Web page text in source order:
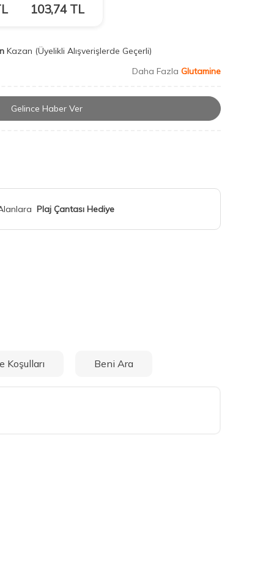
103,74TL
Kazan (Üyelikli Alışverişlerde Geçerli)
Daha Fazla Glutamine
Gelince Haber Ver
Plaj Çantası Hediye
Koşulları Beni Ara